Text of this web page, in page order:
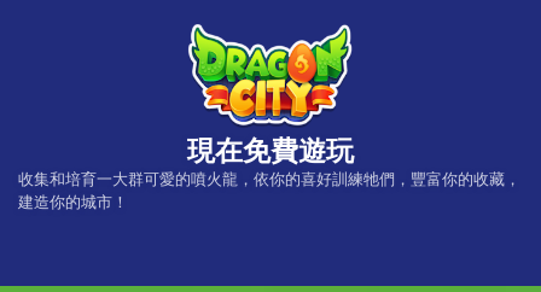
現在免費遊玩
收集和培育一大群可愛的噴火龍，依你的喜好訓練牠們，豐富你的收藏，
建造你的城市！